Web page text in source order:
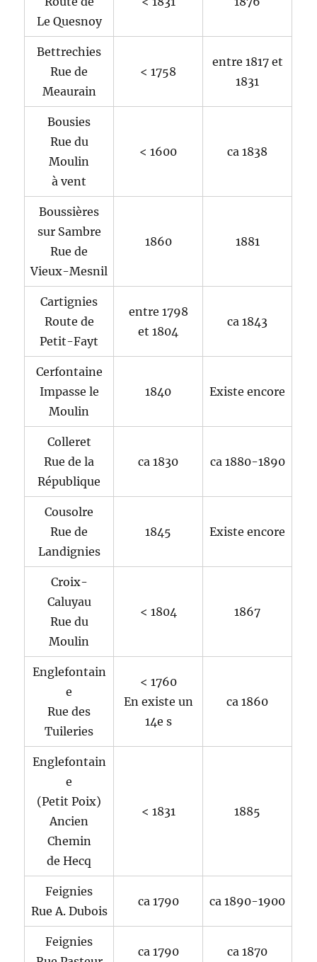
Le Quesnoy
Bettrechies
Rue de
Meaurain
< 1758
entre 1817 et
1831
Bousies
Rue du
Moulin
à vent
< 1600 ca 1838
Boussières
sur Sambre
Rue de
Vieux-Mesnil
1860 1881
Cartignies
Route de
Petit-Fayt
entre 1798
et 1804
ca 1843
Cerfontaine
Impasse le
Moulin
1840 Existe encore
Colleret
Rue de la
République
ca 1830 ca 1880-1890
Cousolre
Rue de
Landignies
1845 Existe encore
Croix-
Caluyau
Rue du
Moulin
< 1804 1867
Englefontain
e
Rue des
Tuileries
< 1760
En existe un
14e s
ca 1860
Englefontain
e
(Petit Poix)
Ancien
Chemin
de Hecq
< 1831 1885
Feignies
Rue A. Dubois
ca 1790 ca 1890-1900
Feignies
ca 1790 ca 1870